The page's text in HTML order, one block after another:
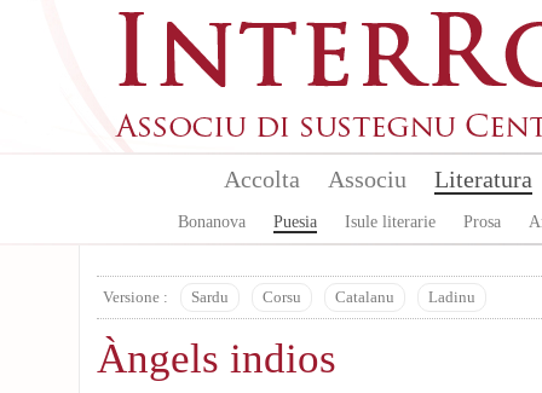
Accolta Associu Literatura
Bonanova Puesia Isule literarie Prosa
Versione : Sardu Corsu Catalanu Ladinu
Àngels indios